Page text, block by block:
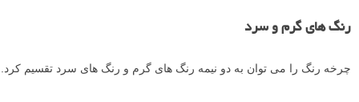
رنگ های گرم و سرد
چرخه رنگ را می توان به دو نیمه رنگ های گرم و رنگ های سرد تقسیم کرد.